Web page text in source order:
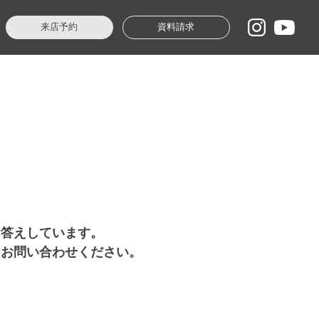
来店予約 資料請求
えしています。
問い合わせください。